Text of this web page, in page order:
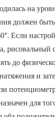
на
должен
Если
рисовальный
до
и
для